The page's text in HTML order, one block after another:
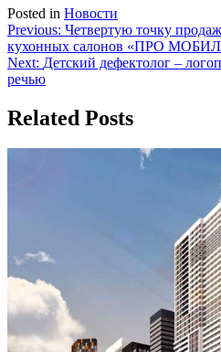
Posted in Новости
Навигация
по
записям
Previous: Четвертую точку
кухонных салонов «ПРО
Next: Детский дефектолог –
речью
Related Posts